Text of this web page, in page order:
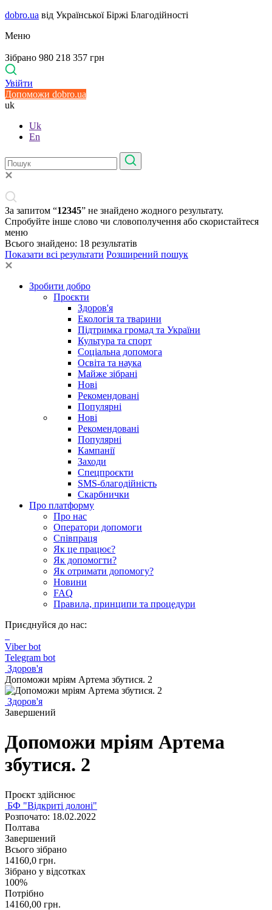
dobro.ua від Української Біржі Благодійності
Меню
Зібрано 980 218 357 грн
Увійти
Допоможи dobro.ua
uk
Uk
En
За запитом “12345” не знайдено жодного результату.
Спробуйте інше слово чи словополучення або скористайтеся
меню
Всього знайдено: 18 результатів
Показати всі результати Розширений пошук
Зробити добро
Проєкти
Здоров'я
Екологія та тварини
Підтримка громад та України
Культура та спорт
Соціальна допомога
Освіта та наука
Майже зібрані
Нові
Рекомендовані
Популярні
Нові
Рекомендовані
Популярні
Кампанії
Заходи
Спецпроєкти
SMS-благодійність
Скарбнички
Про платформу
Про нас
Оператори допомоги
Співпраця
Як це працює?
Як допомогти?
Як отримати допомогу?
Новини
FAQ
Правила, принципи та процедури
Приєднуйся до нас:
Viber bot
Telegram bot
Здоров'я
Допоможи мріям Артема збутися. 2
Здоров'я
Завершений
Допоможи мріям Артема
збутися. 2
Проєкт здійснює
БФ "Відкриті долоні"
Розпочато: 18.02.2022
Полтава
Завершений
Всього зібрано
14160,0 грн.
Зібрано у відсотках
100%
Потрібно
14160,00 грн.